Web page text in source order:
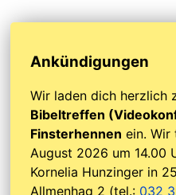
Ankündigungen
Wir laden dich herzlich
Bibeltreffen
Finsterhennen ein. Wir
August 2026 um 14.00
Kornelia Hunzinger in
Allmenhag 2 (tel.: 032